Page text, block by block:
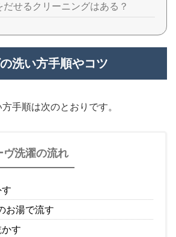
せるクリーニングはある？
洗い方手順やコツ
手順は次のとおりです。
ヴ洗濯の流れ
湯で流す
す